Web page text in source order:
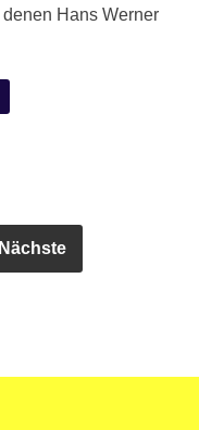
Hans Werner
Nächste